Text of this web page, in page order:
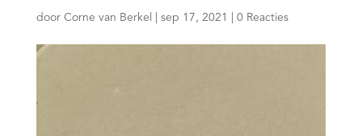
door Corne van Berkel sep 17, 2021 0 Reacties